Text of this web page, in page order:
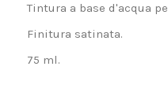
Tintura a base d'acqua
Finitura satinata.
75 ml.